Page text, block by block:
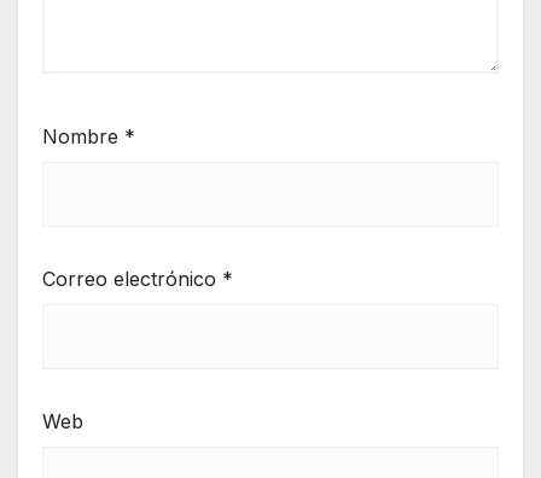
Nombre *
Correo electrónico *
Web